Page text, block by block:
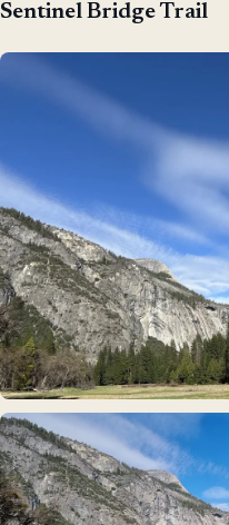
Sentinel Bridge Trail